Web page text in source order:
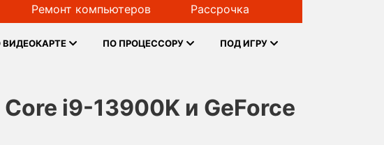
Ремонт компьютеров Рассрочка
ВИДЕОКАРТЕ ПО ПРОЦЕССОРУ ПОД ИГРУ
i9-13900K и GeForce